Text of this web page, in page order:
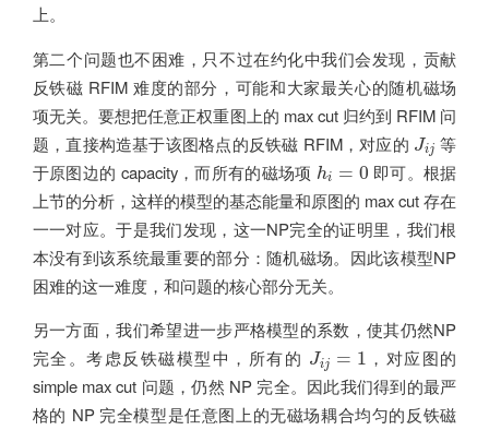
上。
第二个问题也不困难，只不过在约化中我们会发现，贡献
反铁磁 RFIM 难度的部分，可能和大家最关心的随机磁场
项无关。要想把任意正权重图上的 max cut 归约到 RFIM 问
题，直接构造基于该图格点的反铁磁 RFIM，对应的 Jij
Jij 等
于原图边的 capacity，而所有的磁场项 hi = 0
hi=0
即可。根据
上节的分析，这样的模型的基态能量和原图的 max cut 存在
一一对应。于是我们发现，这一NP完全的证明里，我们根
本没有到该系统最重要的部分：随机磁场。因此该模型NP
困难的这一难度，和问题的核心部分无关。
另一方面，我们希望进一步严格模型的系数，使其仍然NP
完全。考虑反铁磁模型中，所有的 Jij = 1
Jij=1
，对应图的
simple max cut 问题，仍然 NP 完全。因此我们得到的最严
格的 NP 完全模型是任意图上的无磁场耦合均匀的反铁磁